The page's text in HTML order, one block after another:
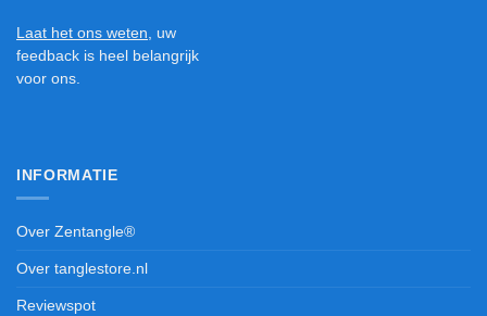
Laat het ons weten , uw
feedback is heel belangrijk
voor ons.
INFORMATIE
Over Zentangle®
Over tanglestore.nl
Reviewspot